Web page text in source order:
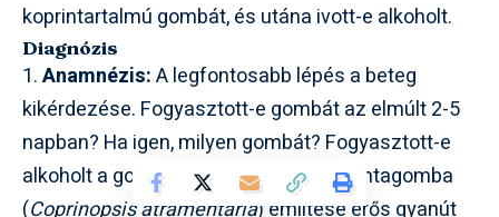
koprintartalmú gombát, és utána ivott-e alkoholt.
Diagnózis
1.Anamnézis:A legfontosabb lépés a beteg
kikérdezése. Fogyasztott-e gombát az elmúlt 2-5
napban? Ha igen, milyen gombát? Fogyasztott-e
alkoholt a gombaétel után? A ráncos tintagomba
(Coprinopsis atramentaria) említése erős gyanút